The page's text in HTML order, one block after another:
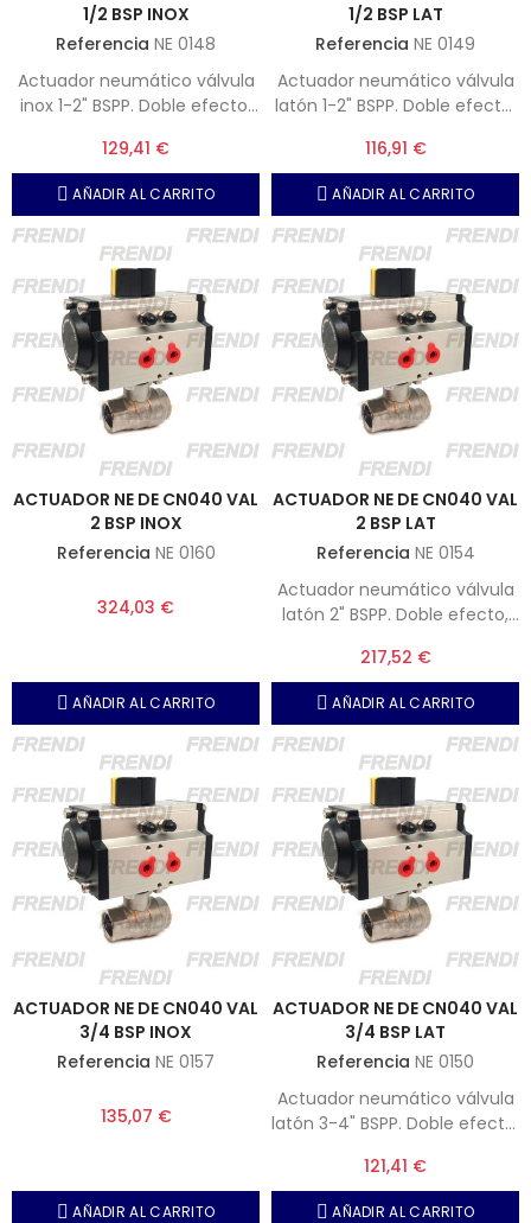
1/2 BSP INOX
Referencia NE 0148
Actuador neumático válvula
inox 1-2" BSPP. Doble efecto,
129,41 €
AÑADIR AL CARRITO
1/2 BSP LAT
Referencia NE 0149
Actuador neumático válvula
latón 1-2" BSPP. Doble efecto,
116,91 €
AÑADIR AL CARRITO
ACTUADOR NE DE CN040 VAL
2 BSP INOX
Referencia NE 0160
324,03 €
AÑADIR AL CARRITO
ACTUADOR NE DE CN040 VAL
2 BSP LAT
Referencia NE 0154
Actuador neumático válvula
latón 2" BSPP. Doble efecto,
217,52 €
AÑADIR AL CARRITO
ACTUADOR NE DE CN040 VAL
3/4 BSP INOX
Referencia NE 0157
135,07 €
AÑADIR AL CARRITO
ACTUADOR NE DE CN040 VAL
3/4 BSP LAT
Referencia NE 0150
Actuador neumático válvula
latón 3-4" BSPP. Doble efecto,
121,41 €
AÑADIR AL CARRITO